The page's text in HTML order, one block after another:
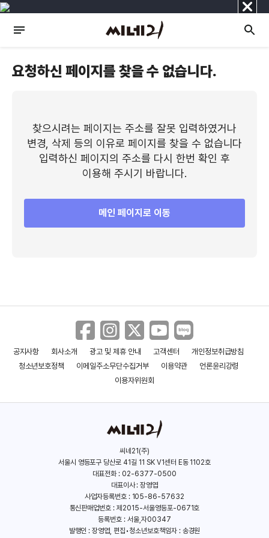
닫
기
요청하신 페이지를 찾을 수 없습니다.
찾으시려는 페이지는 주소를 잘못 입력하였거나
변경, 삭제 등의 이유로 페이지를 찾을 수 없습니다
입력하신 페이지의 주소를 다시 한번 확인 후
이용해 주시기 바랍니다.
메인 페이지로 이동
공지사항 회사소개 광고 및 제휴 안내 고객센터
개인정보취급방침
청소년보호정책
이메일주소무단수집거부 이용약관
언론윤리강령
이용자위원회
씨네21(주)
서울시 영등포구 당산로 41길 11 SK V1센터 E동 1102호
대표전화 : 02-6377-0500
대표이사 : 장영엽
사업자등록번호 : 105-86-57632
통신판매업번호 : 제2015-서울영등포-0671호
등록번호 : 서울,자00347
발행인 : 장영엽, 편집•청소년보호책임자 : 송경원